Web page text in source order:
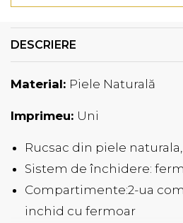
DESCRIERE
Material: Piele Naturală
Imprimeu: Uni
Rucsac din piele naturala,
Sistem de închidere:
Compartimente:2-ua
inchid cu fermoar